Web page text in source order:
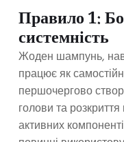
Правило 1:
системність
Жоден шампунь,
працює як
першочергово
голови та
активних